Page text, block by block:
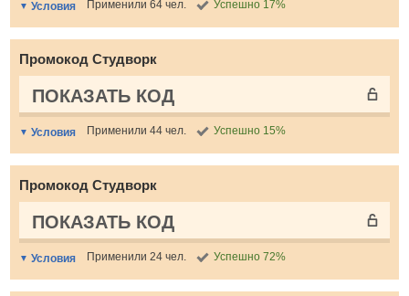
Условия Применили 64 чел. Успешно 17%
Промокод Студворк
ПОКАЗАТЬ КОД
Условия Применили 44 чел. Успешно 15%
Промокод Студворк
ПОКАЗАТЬ КОД
Условия Применили 24 чел. Успешно 72%